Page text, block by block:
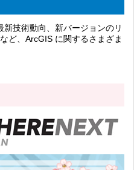
技術動向、新バージョンのリ
ど、ArcGIS に関するさまざま